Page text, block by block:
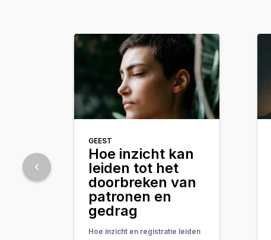
GEEST
Hoe inzicht kan
leiden tot het
doorbreken van
patronen en
gedrag
Hoe inzicht en registratie leiden